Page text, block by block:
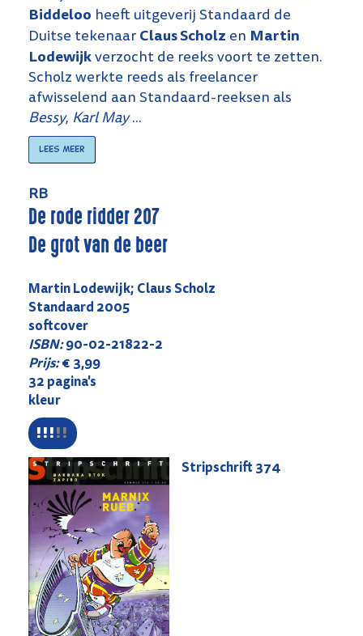
Biddeloo heeft uitgeverij Standaard de
Duitse tekenaar Claus Scholz en Martin
Lodewijkverzocht de reeks voort te zetten.
Scholz werkte reeds als freelancer
afwisselend aan Standaard-reeksen als
Bessy, Karl May...
Lees meer
RB
De rode ridder 207
De grot van de beer
Martin Lodewijk; Claus Scholz
Standaard 2005
softcover
ISBN:90-02-21822-2
Prijs:€ 3,99
32 pagina's
kleur
Stripschrift374